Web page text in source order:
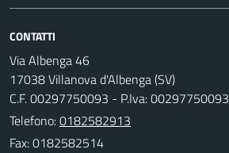
CONTATTI
Via Albenga 46
17038 Villanova d'Albenga (SV)
C.F. 00297750093 - P.Iva: 00297750093
Telefono:0182582913
Fax: 0182582514